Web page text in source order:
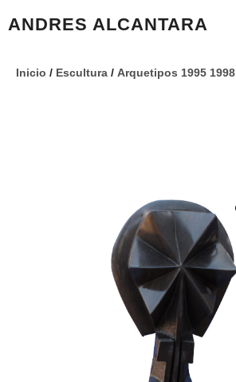
ANDRES ALCANTARA
Inicio / Escultura / Arquetipos 1995 1998